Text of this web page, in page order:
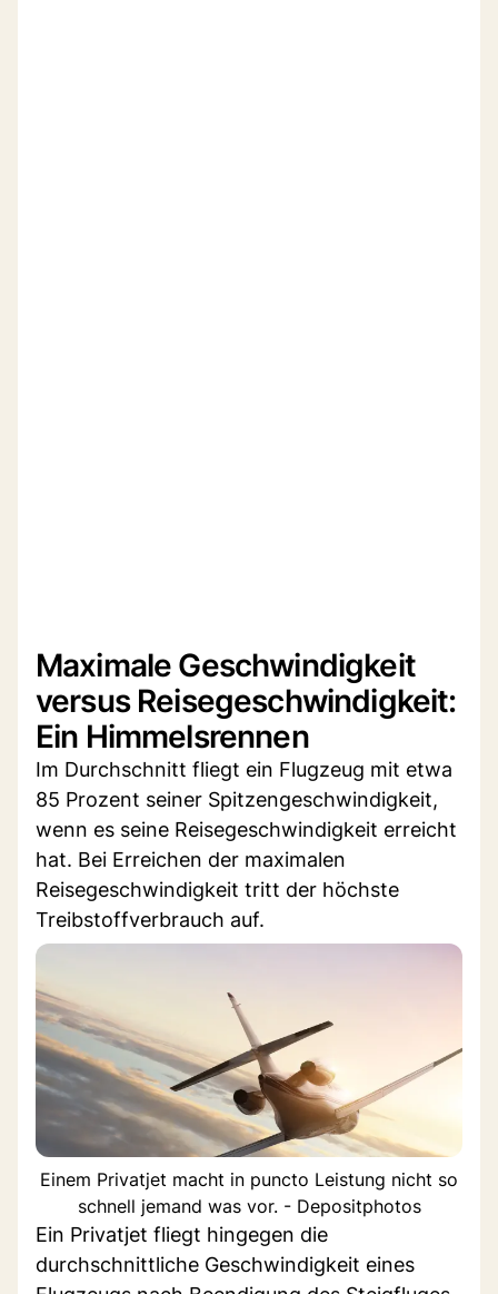
Maximale Geschwindigkeit
versus Reisegeschwindigkeit:
Ein Himmelsrennen
Im Durchschnitt fliegt ein Flugzeug mit etwa
85 Prozent seiner Spitzengeschwindigkeit,
wenn es seine Reisegeschwindigkeit erreicht
hat. Bei Erreichen der maximalen
Reisegeschwindigkeit tritt der höchste
Treibstoffverbrauch auf.
Einem Privatjet macht in puncto Leistung nicht so
schnell jemand was vor. - Depositphotos
Ein Privatjet fliegt hingegen die
durchschnittliche Geschwindigkeit eines